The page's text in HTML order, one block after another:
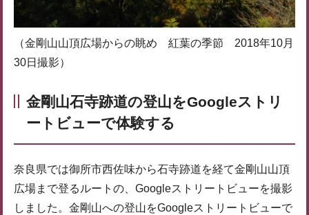
（金剛山山頂広場からの眺め 紅葉の季節 2018年10月
30日撮影）
金剛山石寺跡道の登山をGoogleストリ
ートビューで体験する
奈良県では御所市西佐味から石寺跡道を経て金剛山山頂
広場まで登るルートの、Googleストリートビューを撮影
しました。金剛山への登山をGoogleストリートビューで